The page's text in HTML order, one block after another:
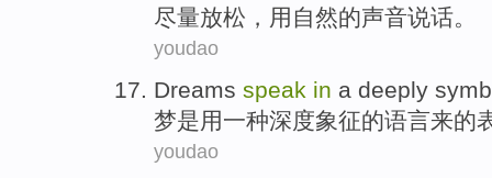
尽量放松 ， 用 自然的声音说话。
youdao
Dreams speak in a deeply
梦是用一种深度象征的语言来的
youdao